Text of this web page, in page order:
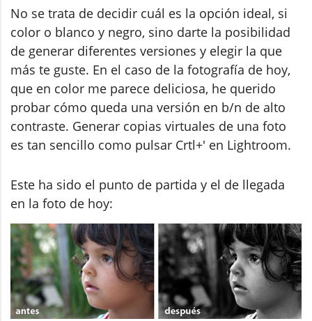
No se trata de decidir cuál es la opción ideal, si
color o blanco y negro, sino darte la posibilidad
de generar diferentes versiones y elegir la que
más te guste. En el caso de la fotografía de hoy,
que en color me parece deliciosa, he querido
probar cómo queda una versión en b/n de alto
contraste. Generar copias virtuales de una foto
es tan sencillo como pulsar Crtl+' en Lightroom.
Este ha sido el punto de partida y el de llegada
en la foto de hoy: